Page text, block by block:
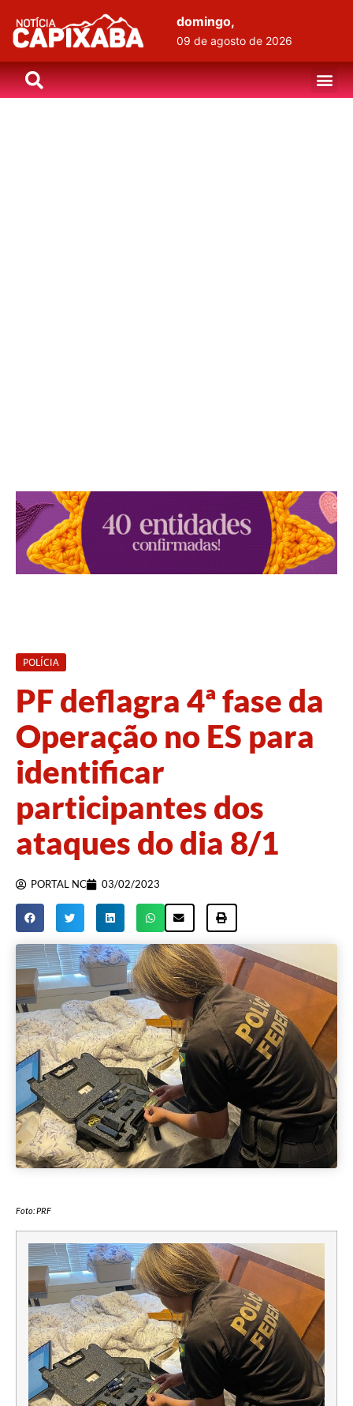
domingo,
09 de agosto de 2026
POLÍCIA
PF deflagra 4ª fase da
Operação no ES para
identificar
participantes dos
ataques do dia 8/1
PORTAL NC 03/02/2023
Foto: PRF